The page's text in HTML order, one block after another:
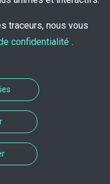
traceurs, nous vous
confidentialité .